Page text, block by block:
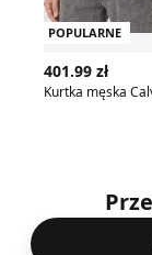
POPULARNE
401.99 zł